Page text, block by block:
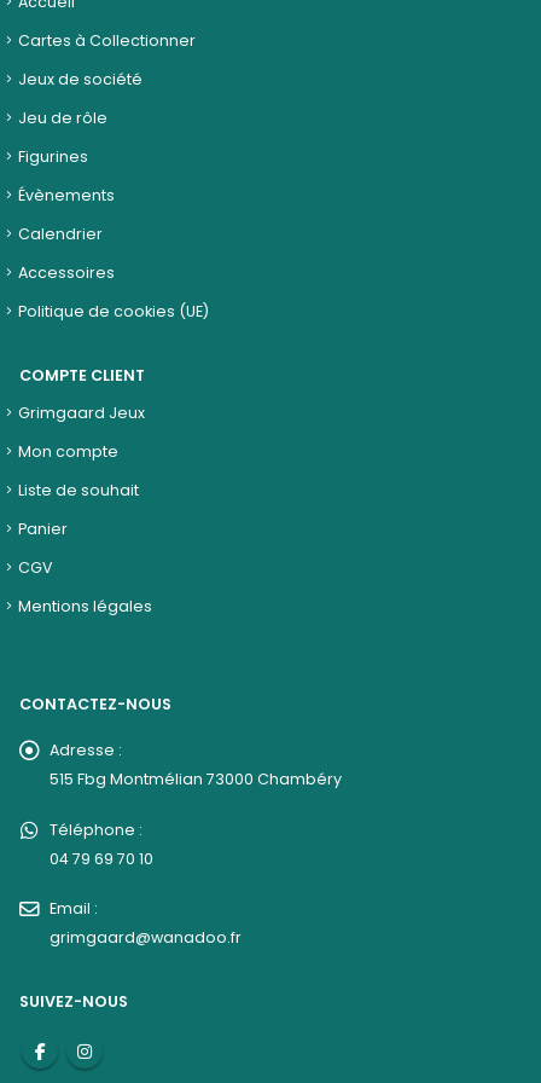
Cartes à Collectionner
Jeux de société
Jeu de rôle
Figurines
Évènements
Calendrier
Accessoires
Politique de cookies (UE)
COMPTE CLIENT
Grimgaard Jeux
Mon compte
Liste de souhait
Panier
CGV
Mentions légales
CONTACTEZ-NOUS
Adresse :
515 Fbg Montmélian 73000 Chambéry
Téléphone :
04 79 69 70 10
Email :
grimgaard@wanadoo.fr
SUIVEZ-NOUS